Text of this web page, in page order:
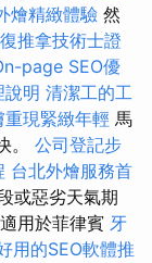
燴精緻體驗 然
推拿技術士證
page SEO優
說明 清潔工的工
現緊緻年輕 馬
。 公司登記步
台北外燴服務首
或惡劣天氣期
用於菲律賓 牙
用的SEO軟體推